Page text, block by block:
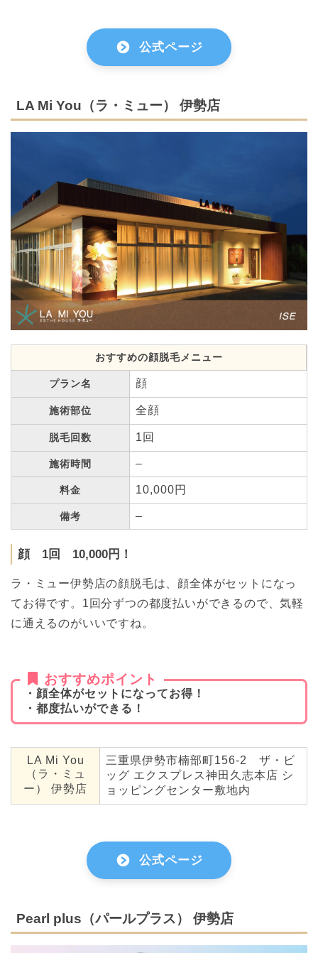
公式ページ
LA Mi You（ラ・ミュー） 伊勢店
おすすめの顔脱毛メニュー
プラン名 顔
施術部位 全顔
脱毛回数 1回
施術時間 –
料金 10,000円
備考 –
顔 1回 10,000円！
ラ・ミュー伊勢店の顔脱毛は、顔全体がセットになっ
てお得です。1回分ずつの都度払いができるので、気軽
に通えるのがいいですね。
おすすめポイント
・顔全体がセットになってお得！
・都度払いができる！
LA Mi You
（ラ・ミュ
ー） 伊勢店
三重県伊勢市楠部町156-2 ザ・ビ
ッグ エクスプレス神田久志本店 シ
ョッピングセンター敷地内
公式ページ
Pearl plus（パールプラス） 伊勢店